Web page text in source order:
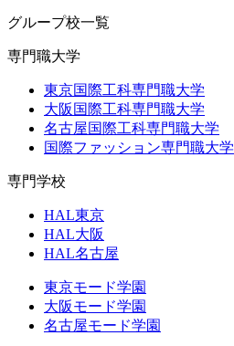
グループ校一覧
専門職大学
東京国際工科専門職大学
大阪国際工科専門職大学
名古屋国際工科専門職大学
国際ファッション専門職大学
専門学校
HAL東京
HAL大阪
HAL名古屋
東京モード学園
大阪モード学園
名古屋モード学園